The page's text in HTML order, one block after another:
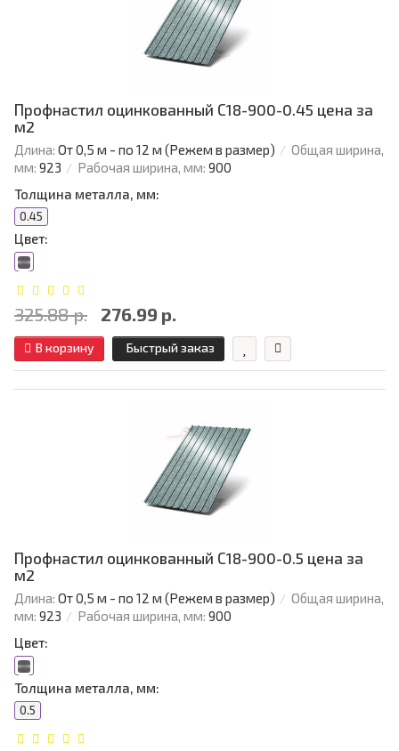
Профнастил оцинкованный С18-900-0.45 цена за
м2
Длина: От 0,5 м - по 12 м (Режем в размер)
Общая ширина,
мм: 923 Рабочая ширина, мм: 900
Толщина металла, мм:
0.45
Цвет:
325.88 р. 276.99 р.
В корзину Быстрый заказ
Профнастил оцинкованный С18-900-0.5 цена за
м2
Длина: От 0,5 м - по 12 м (Режем в размер)
Общая ширина,
мм: 923 Рабочая ширина, мм: 900
Цвет:
Толщина металла, мм:
0.5